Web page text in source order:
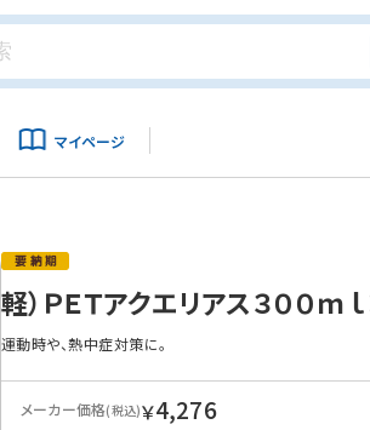
マイページ
軽）ＰＥＴアクエリアス３００ｍ
運動時や、熱中症対策に。
メーカー価格(税込)￥4,276